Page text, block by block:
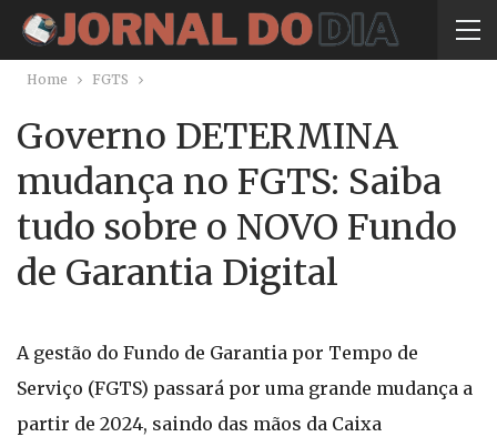
Home FGTS
Governo DETERMINA
mudança no FGTS: Saiba
tudo sobre o NOVO Fundo
de Garantia Digital
A gestão do Fundo de Garantia por Tempo de
Serviço (FGTS) passará por uma grande mudança a
partir de 2024, saindo das mãos da Caixa